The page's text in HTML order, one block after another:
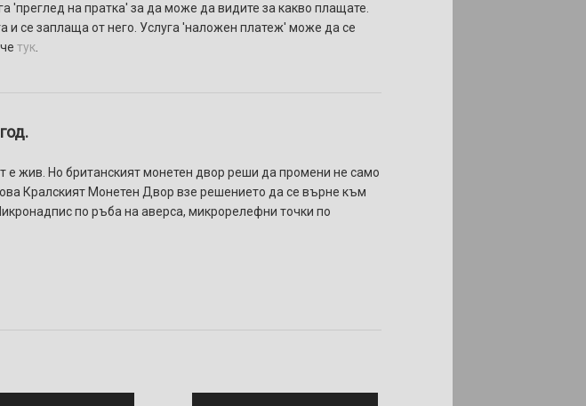
'преглед на пратка' за да може да видите за какво плащате.
и се заплаща от него. Услуга 'наложен платеж' може да се
тук
е жив. Но британският монетен двор реши да промени не само
Кралският Монетен Двор взе решението да се върне към
по ръба на аверса, микрорелефни точки по